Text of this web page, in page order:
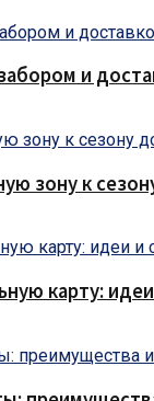
и
зону к
карту: